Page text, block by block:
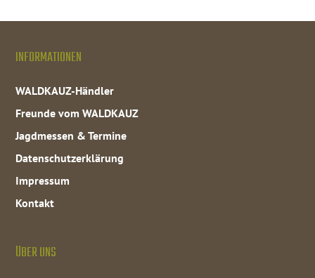
INFORMATIONEN
WALDKAUZ-Händler
Freunde vom WALDKAUZ
Jagdmessen & Termine
Datenschutzerklärung
Impressum
Kontakt
ÜBER UNS